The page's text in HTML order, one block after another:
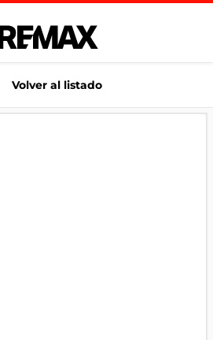
Volver al listado